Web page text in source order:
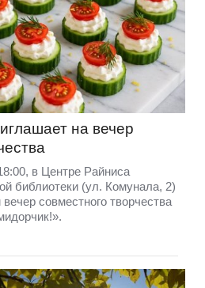
на вечер
в Центре Райниса
библиотеки (ул. Комунала, 2)
вечер совместного творчества